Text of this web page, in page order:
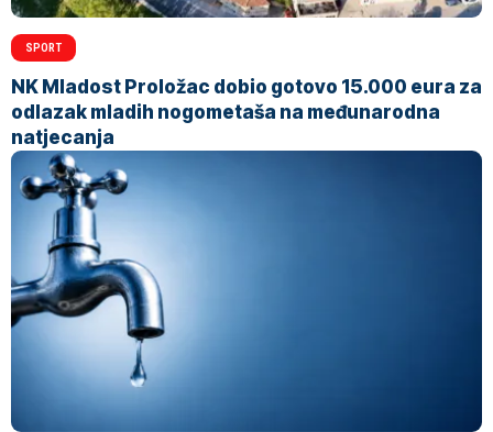
SPORT
NK Mladost Proložac dobio gotovo 15.000 eura za
odlazak mladih nogometaša na međunarodna
natjecanja